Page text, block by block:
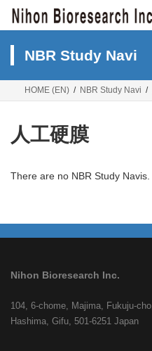
NBR Study Navi
HOME (EN) NBR Study Navi
人工硬膜
There are no NBR Study Navis.
Nihon Bioresearch Inc.
104, 6-chome, Majima, Fukuju-cho,
Hashima, Gifu, 501-6251 Japan